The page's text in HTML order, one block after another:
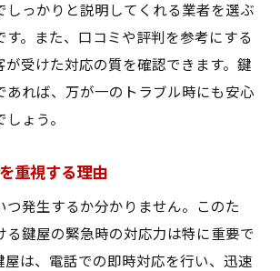
しっかりと説明してくれる業者を選ぶ
す。また、口コミや評判を参考にする
が受けた対応の質を確認できます。鍵
あれば、万が一のトラブル時にも安心
ょう。
重視する理由
つ発生するか分かりません。このた
る鍵屋の緊急時の対応力は特に重要で
屋は、電話での即時対応を行い、迅速